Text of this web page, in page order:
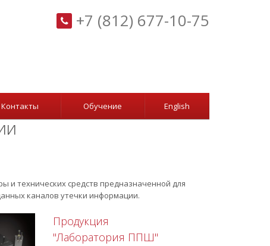
+7 (812) 677-10-75
Контакты Обучение English
и технических средств предназначенной для
каналов утечки информации.
Продукция
"Лаборатория ППШ"